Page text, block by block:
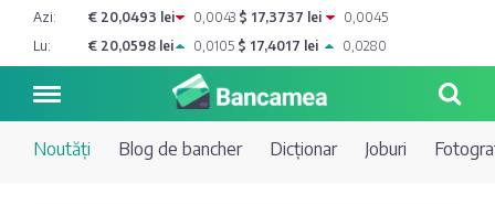
Azi: € 20,0493 lei 0,0043 $ 17,3737 lei
0,0045
Lu:
€ 20,0598 lei 0,0105 $ 17,4017 lei 0,0280
Noutăți Blog de bancher Dicționar Joburi